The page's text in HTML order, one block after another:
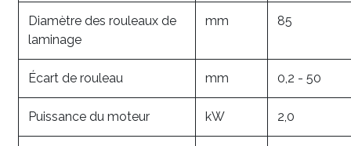
Diamètre des rouleaux de
laminage
mm 85
Écart de rouleau mm 0,2 - 50
Puissance du moteur kW 2,0